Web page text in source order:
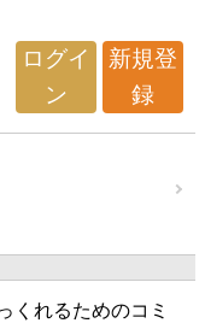
ログイ
ン
新規登
録
くれるためのコミ